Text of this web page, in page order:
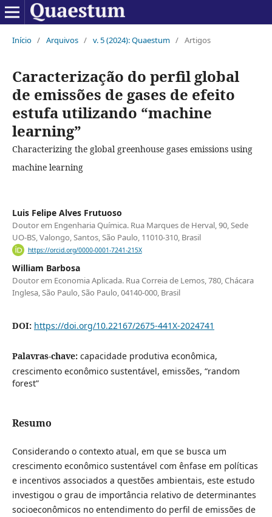
Início / Arquivos / v. 5 (2024): Quaestum / Artigos
Caracterização do perfil global
de emissões de gases de efeito
estufa utilizando “machine
learning”
Characterizing the global greenhouse gases emissions using
machine learning
Luis Felipe Alves Frutuoso
Doutor em Engenharia Química. Rua Marques de Herval, 90, Sede
UO-BS, Valongo, Santos, São Paulo, 11010-310, Brasil
https://orcid.org/0000-0001-7241-215X
William Barbosa
Doutor em Economia Aplicada. Rua Correia de Lemos, 780, Chácara
Inglesa, São Paulo, São Paulo, 04140-000, Brasil
DOI: https://doi.org/10.22167/2675-441X-2024741
Palavras-chave: capacidade produtiva econômica,
crescimento econômico sustentável, emissões, “random
forest”
Resumo
Considerando o contexto atual, em que se busca um
crescimento econômico sustentável com ênfase em políticas
e incentivos associados a questões ambientais, este estudo
investigou o grau de importância relativo de determinantes
socioeconômicos no entendimento do perfil de emissões de